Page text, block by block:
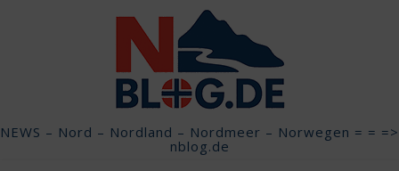
NEWS – Nord – Nordland – Nordmeer – Norwegen = = =>
nblog.de